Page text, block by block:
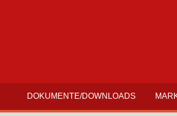
DOKUMENTE/DOWNLOADS